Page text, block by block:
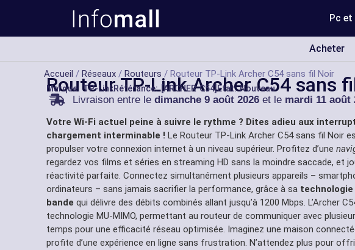
Pc
Acheter
Accueil / Réseaux / Routeurs / Routeur TP-Link Archer C54 sans fil Noir
Routeur TP-Link Archer C54 sans
Marque:TP-LinkRéférance: [ARCHER C54]État: Nouveau
Livraison entre ledimanche 9 août 2026 et le mardi 11 août
Votre Wi-Fi actuel peine à suivre le rythme ? Dites adieu aux
chargement interminable ! Le Routeur TP-Link Archer C54 sans fil Noir
propulser votre connexion internet à un niveau supérieur. Profitez d’une
regardez vos films et séries en streaming HD sans la moindre saccade, et
réactivité parfaite. Connectez simultanément plusieurs appareils –
ordinateurs – sans jamais sacrifier la performance, grâce à sa technologie
bande qui délivre des débits combinés allant jusqu’à 1200 Mbps. L’Archer
technologie MU-MIMO, permettant au routeur de communiquer avec
temps pour une efficacité réseau optimisée. Imaginez une maison
profite d’une expérience en ligne sans frustration. N’attendez plus pour